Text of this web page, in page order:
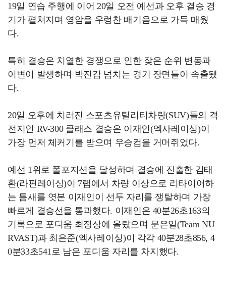
19일 연습 주행에 이어 20일 오전 예선과 오후 결승 경
기가 펼쳐지며 영암을 우렁찬 배기음으로 가득 매웠
다.
특히 결승은 치열한 경쟁으로 인한 잦은 순위 변동과
이변이 발생하며 박진감 넘치는 경기 장면들이 속출됐
다.
20일 오후에 치러진 스포츠유틸리티차량(SUV)들의 격
전지인 RV-300 클래스 결승은 이재인(엑사레이싱)이
가장 먼저 체커기를 받으며 우승컵을 거머쥐었다.
예선 1위로 폴포지션을 달성하며 결승에 진출한 김태
환(라핀레이싱)이 7랩에서 차량 이상으로 리타이어하
는 틈새를 엿본 이재인이 선두 자리를 쟁탈하며 가장
빠르게 결승선을 통과했다. 이재인은 40분26초163의
기록으로 포디움 최정상에 올랐으며 문은일(Team NU
RVAST)과 최은준(엑사레이싱)이 각각 40분28초856, 4
0분33초541로 남은 포디움 자리를 차지했다.